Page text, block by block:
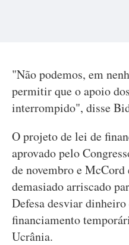
"Não podemos, em
permitir que o apoio
interrompido", disse
O projeto de lei de
aprovado pelo
de novembro e
demasiado arriscado
Defesa desviar dinheiro
financiamento
Ucrânia.